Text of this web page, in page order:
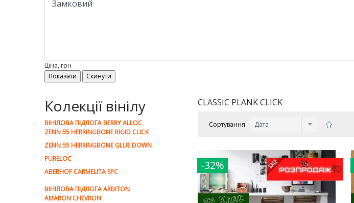
Ціна, грн
Колекції вінілу
ВІНІЛОВА ПІДЛОГА BERRY ALLOC
ZENN 55 HERRINGBONE RIGID CLICK
ZENN 55 HERRINGBONE GLUE DOWN
PURELOC
ABERHOF CARMELITA SPC
ВІНІЛОВА ПІДЛОГА ARBITON
AMARON CHEVRON
CLASSIC PLANK CLICK
Сортування
-32%